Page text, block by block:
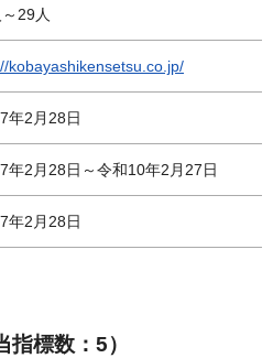
29人
kobayashikensetsu.co.jp/
年2月28日
年2月28日～令和10年2月27日
年2月28日
標数：5）